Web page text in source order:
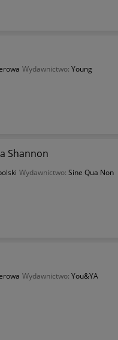
Wydawnictwo: Young
Shannon
Wydawnictwo: Sine Qua Non
Wydawnictwo: You&YA